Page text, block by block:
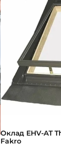
Оклад EHV-AT
Fakro